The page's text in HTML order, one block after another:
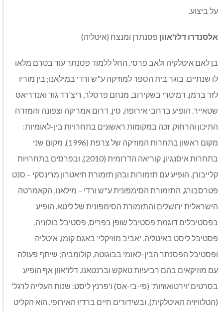
על ביצוע.
אלסנדרו דלז'אוון פסנתרן ומנצח (איטליה)
בן לאם איטלקיה ולאב פרסי. החל ללמוד פסנתר עוד בטרם מלאו
לו שנתיים. בוגר בית הספר למוזיקה ע"ש ורדי במילאנו; בין מוריו
לזר ברמן, דמיטרי בשקירוב, מנחם פרסלר, ריצ'רד גוד ואנדריאס
שטאייר. הופיע ברחבי אירופה, סין, דרום אמריקה וצפונה והמזרח
התיכון והרחוק. זכה במקומות ראשונים בתחרויות בין-לאומיות:
מקום ראשון בתחרות המוזיקה של צרפת (1996), מקום שני
בתחרות איסנגיון, קוריאה הדרומית (2010), ובפרסים בתחרויות
קלייבורן. הופיע עם תזמורות ובהן תזמורת תיאטרון מרינסקי – סנט
פטרסבורג, התזמורת הסימפונית ע"ש ורדי – מילאנו, הקאמרטה
הישראלית ירושלים והתזמורת הסימפונית של ליטא. הופיע
בפסטיבלים דוגמת פסטיבל שופן בפריס, פסטיבל בולוניה,
פסטיבל ליסט באיטליה, 'אביב מוזיקלי' באגם קומו, איטליה
ופסטיבל הפסנתר הבין-לאומי בבוגוטה, קולומביה; שיתף פעולה
עם מוזיקאים בהם רביעיות טאקש וברנטאנו. דלז'אוון אף הופיע
בסרטים 'וירטואוזיות' (פי-בי-אס) ו'פרנץ ליסט: שנות העלייה לרגל'
(הטלוויזיה האיטלקית), ובשידורים חיים ברדיו האירופי. הוא הקליט